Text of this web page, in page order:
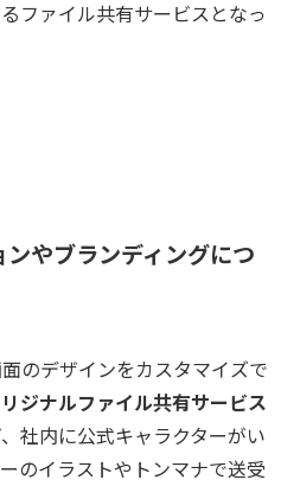
ファイル共有サービスとなっ
やブランディングにつ
のデザインをカスタマイズで
ジナルファイル共有サービス
社内に公式キャラクターがい
のイラストやトンマナで送受